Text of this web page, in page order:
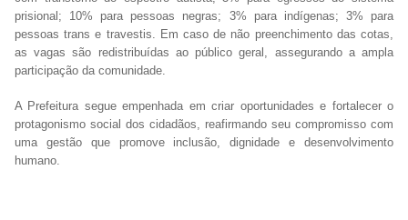
prisional; 10% para pessoas negras; 3% para indígenas; 3% para
pessoas trans e travestis. Em caso de não preenchimento das cotas,
as vagas são redistribuídas ao público geral, assegurando a ampla
participação da comunidade.
A Prefeitura segue empenhada em criar oportunidades e fortalecer o
protagonismo social dos cidadãos, reafirmando seu compromisso com
uma gestão que promove inclusão, dignidade e desenvolvimento
humano.